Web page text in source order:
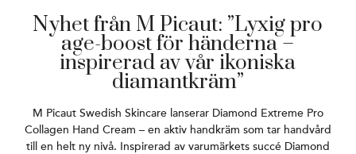
Nyhet från M Picaut: ”Lyxig pro
age-boost för händerna –
inspirerad av vår ikoniska
diamantkräm”
M Picaut Swedish Skincare lanserar Diamond Extreme Pro
Collagen Hand Cream – en aktiv handkräm som tar handvård
till en helt ny nivå. Inspirerad av varumärkets succé Diamond